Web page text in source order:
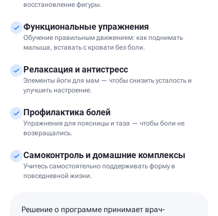
восстановление фигуры.
Функциональные упражнения
Обучение правильным движениям: как поднимать
малыша, вставать с кровати без боли.
Релаксация и антистресс
Элементы йоги для мам — чтобы снизить усталость и
улучшить настроение.
Профилактика болей
Упражнения для поясницы и таза — чтобы боли не
возвращались.
Самоконтроль и домашние комплексы
Учитесь самостоятельно поддерживать форму в
повседневной жизни.
Решение о программе принимает врач-